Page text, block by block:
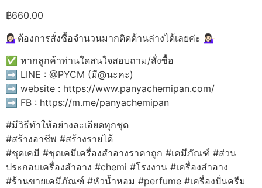
฿660.00
💁🏻‍♀️ต้องการสั่งซื้อจำนวนมากติดด้านล่างได้เลยค่ะ 💁🏻‍♀️
✅ หากลูกค้าท่านใดสนใจสอบถาม/สั่งซื้อ
➡️ LINE : @PYCM (มี@นะคะ)
➡️ website : https://www.panyachemipan.com/
➡️ FB : https://m.me/panyachemipan
#มีวิธีทำให้อย่างละเอียดทุกชุด
#สร้างอาชีพ #สร้างรายได้
#ชุดเคมี #ชุดเคมีเครื่องสำอางราคาถูก #เคมีภัณฑ์ #ส่วน
ประกอบเครื่องสำอาง #chemi #โรงงาน #เครื่องสำอาง
#ร้านขายเคมีภัณฑ์ #หัวน้ำหอม #perfume #เครื่องปั่นครีม